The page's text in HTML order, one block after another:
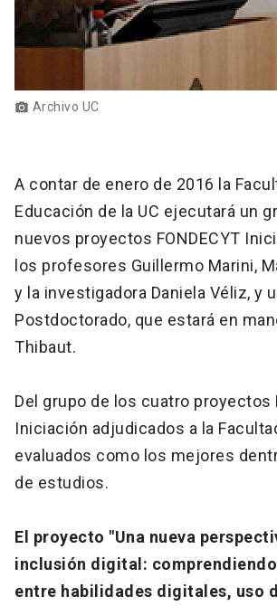
photo_camera Archivo UC
A contar de enero de 2016 la
Educación de la UC ejecutará un
nuevos proyectos FONDECYT
los profesores Guillermo Marini,
y la investigadora Daniela Véliz, y
Postdoctorado, que estará en
Thibaut.
Del grupo de los cuatro proyectos
Iniciación adjudicados a la
evaluados como los mejores
de estudios.
El proyecto "Una nueva
inclusión digital:
entre habilidades digitales, uso